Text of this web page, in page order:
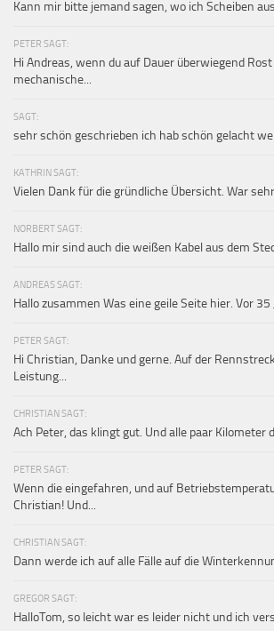
Kann mir bitte jemand sagen, wo ich Scheiben
PETER SAGT:
Hi Andreas, wenn du auf Dauer überwiegend
mechanische...
SAGT:
sehr schön geschrieben ich hab schön gelacht
KATHRIN SAGT:
Vielen Dank für die gründliche Übersicht. War
NORBERT SAGT:
Hallo mir sind auch die weißen Kabel aus dem
ANDREAS SAGT:
Hallo zusammen Was eine geile Seite hier. Vor 35
PETER SAGT:
Hi Christian, Danke und gerne. Auf der
Leistung...
CHRISTIAN SAGT:
Ach Peter, das klingt gut. Und alle paar Kilometer
PETER SAGT:
Wenn die eingefahren, und auf
Christian! Und...
CHRISTIAN SAGT:
Dann werde ich auf alle Fälle auf die
GREGOR SAGT:
HalloTom, so leicht war es leider nicht und ich